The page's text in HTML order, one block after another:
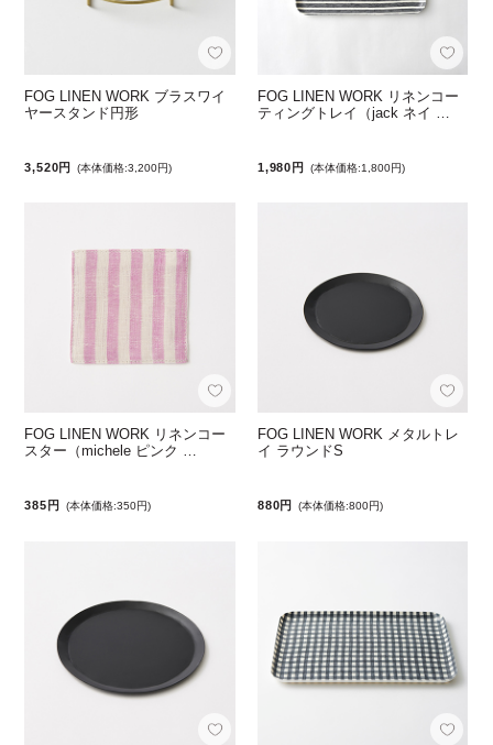
FOG LINEN WORK ブラスワイ
ヤースタンド円形
3,520円 (本体価格:3,200円)
FOG LINEN WORK リネンコー
ティングトレイ（jack ネイ …
1,980円 (本体価格:1,800円)
FOG LINEN WORK リネンコー
スター（michele ピンク …
385円 (本体価格:350円)
FOG LINEN WORK メタルトレ
イ ラウンドS
880円 (本体価格:800円)